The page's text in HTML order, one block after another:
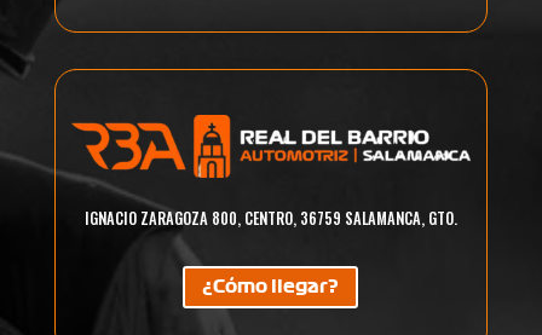
IGNACIO ZARAGOZA 800, CENTRO, 36759 SALAMANCA, GTO.
¿Cómo llegar?